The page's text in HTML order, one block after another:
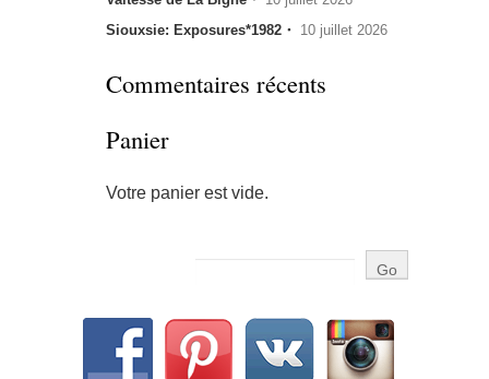
Siouxsie: Exposures*1982・ 10 juillet 2026
Commentaires récents
Panier
Votre panier est vide.